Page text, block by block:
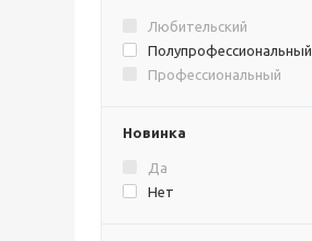
Любительский
Полупрофессиональный
Профессиональный
Новинка
Да
Нет